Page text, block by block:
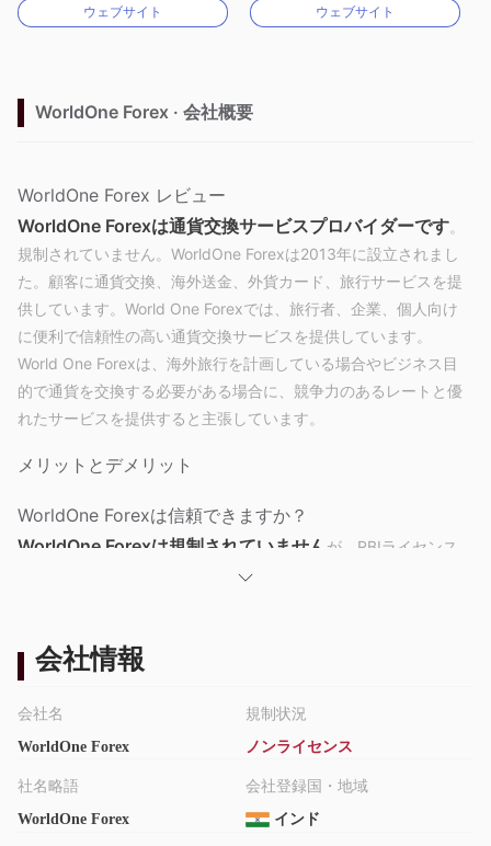
MT4フルライセンス
ウェブサイト MT4フルライセンス
ウェブサイト
WorldOne Forex · 会社概要
WorldOne Forex レビュー
WorldOne Forexは通貨交換サービスプロバイダーです。
規制されていません。WorldOne Forexは2013年に設立されまし
た。顧客に通貨交換、海外送金、外貨カード、旅行サービスを提
供しています。World One Forexでは、旅行者、企業、個人向け
に便利で信頼性の高い通貨交換サービスを提供しています。
World One Forexは、海外旅行を計画している場合やビジネス目
的で通貨を交換する必要がある場合に、競争力のあるレートと優
れたサービスを提供すると主張しています。
メリットとデメリット
WorldOne Forexは信頼できますか？
WorldOne Forexは規制されていません が、RBIライセンス
番号NDL-ADI-0001-2023を持つインド準備銀行（RBI）によって
ます。
WorldOne Forexで取引できるものは何ですか？
品は一時的に利用できません。
会社情報
会社名
WorldOne Forex
社名略語
WorldOne Forex
規制状況
ノンライセンス
会社登録国・地域
インド